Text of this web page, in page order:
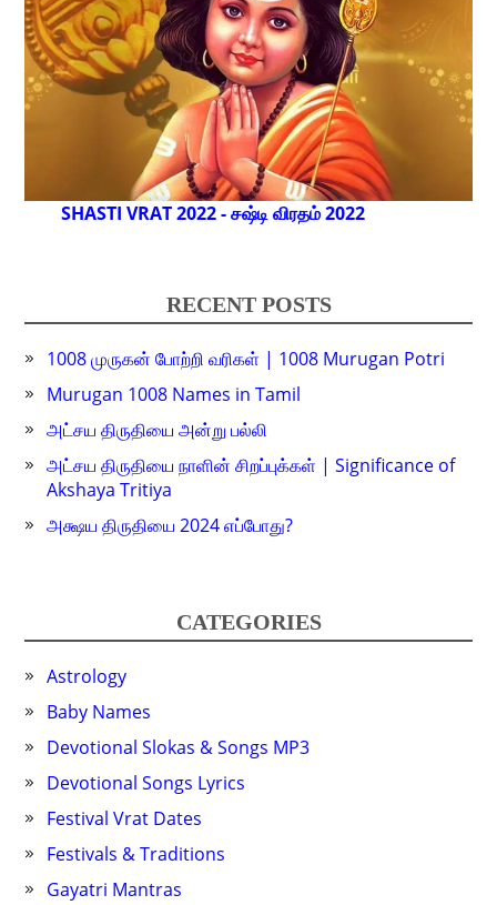
SHASTI VRAT 2022 - சஷ்டி விரதம் 2022
RECENT POSTS
1008 முருகன் போற்றி வரிகள் | 1008 Murugan Potri
Murugan 1008 Names in Tamil
அட்சய திருதியை அன்று பல்லி
அட்சய திருதியை நாளின் சிறப்புக்கள் | Significance of
Akshaya Tritiya
அக்ஷய திருதியை 2024 எப்போது?
CATEGORIES
Astrology
Baby Names
Devotional Slokas & Songs MP3
Devotional Songs Lyrics
Festival Vrat Dates
Festivals & Traditions
Gayatri Mantras